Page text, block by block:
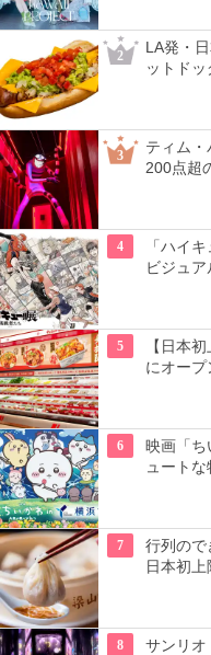
2
LA発・
ットド
3
ティム
200点超
4
「ハイ
ビジュア
5
【日本
にオー
6
映画「
ュート
7
行列ので
日本初
8
サンリオ